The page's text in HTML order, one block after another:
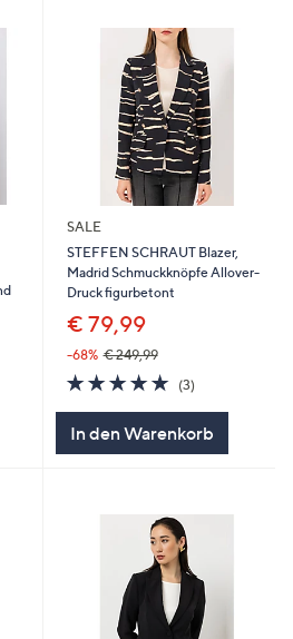
SALE
STEFFEN SCHRAUT Blazer,
Madrid Schmuckknöpfe Allover-
Druck figurbetont
€ 79,99
-68% € 249,99
5.0
von
(3)3
In den Warenkorb